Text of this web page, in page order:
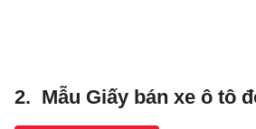
2. Mẫu Giấy bán xe ô tô